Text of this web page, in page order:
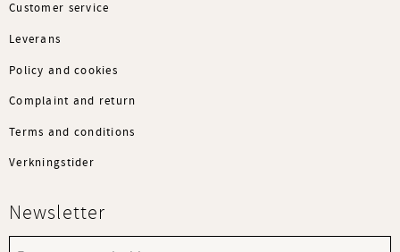
Customer service
Leverans
Policy and cookies
Complaint and return
Terms and conditions
Verkningstider
Newsletter